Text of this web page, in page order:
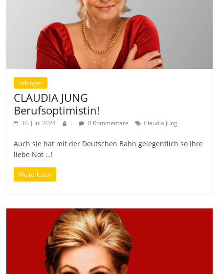
Schlager
CLAUDIA JUNG
Berufsoptimistin!
30. Juni 2024 . 0 Kommentare Claudia Jung
Auch sie hat mit der Deutschen Bahn gelegentlich so ihre
liebe Not …!
Weiterlesen